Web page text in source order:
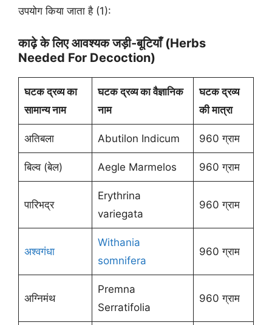
उपयोग किया जाता है (1):
काढ़े के लिए आवश्यक जड़ी-बूटियाँ (herbs
Needed For Decoction)
घटक द्रव्य का
सामान्य नाम
घटक द्रव्य का वैज्ञानिक
नाम
घटक द्रव्य
की मात्रा
अतिबला Abutilon Indicum 960 ग्राम
बिल्व (बेल) Aegle Marmelos 960 ग्राम
पारिभद्र
Erythrina
variegata
960 ग्राम
अश्वगंधा
Withania
somnifera
960 ग्राम
अग्निमंथ
Premna
Serratifolia
960 ग्राम